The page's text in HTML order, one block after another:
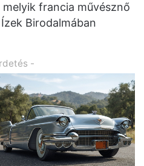
francia művésznő
Birodalmában
-